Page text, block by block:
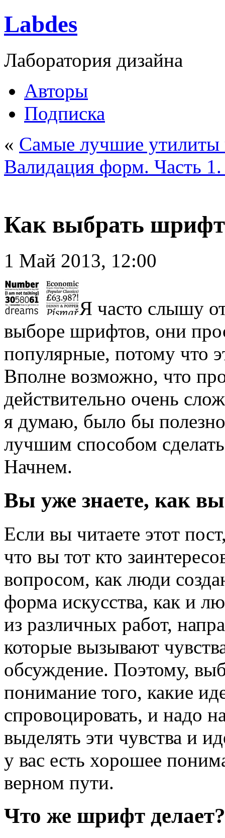
Labdes
Лаборатория дизайна
Авторы
Подписка
« Самые лучшие утилиты
Валидация форм. Часть
Как выбрать шрифт
1 Май 2013, 12:00
Я часто слышу
выборе шрифтов, они
популярные, потому что
Вполне возможно, что
действительно очень
я думаю, было бы
лучшим способом
Начнем.
Вы уже знаете, как
Если вы читаете этот
что вы тот кто
вопросом, как люди
форма искусства, как и
из различных работ,
которые вызывают
обсуждение. Поэтому,
понимание того, какие
спровоцировать, и надо
выделять эти чувства и
у вас есть хорошее
верном пути.
Что же шрифт делает?